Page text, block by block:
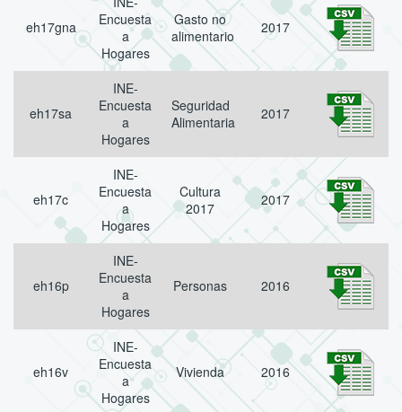
eh17gna
Encuesta
a
Hogares
Gasto no
alimentario
2017
eh17sa
INE-
Encuesta
a
Hogares
Seguridad
Alimentaria
2017
eh17c
INE-
Encuesta
a
Hogares
Cultura
2017
2017
eh16p
INE-
Encuesta
a
Hogares
Personas 2016
eh16v
INE-
Encuesta
a
Hogares
Vivienda 2016